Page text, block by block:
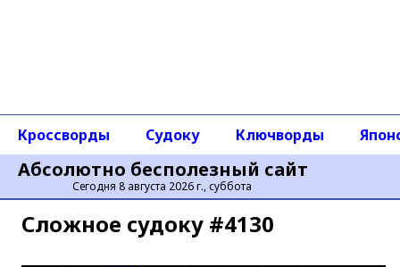
Абсолютно бесполезный сайт
Сегодня 8 августа 2026 г., суббота
Кроссворды Судоку Ключворды
Сложное cудоку #4130